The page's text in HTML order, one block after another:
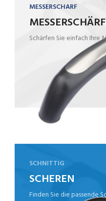
MESSERSCHARF
Schärfen Sie einfach Ihre
SCHNITTIG
SCHEREN
Finden Sie die passende